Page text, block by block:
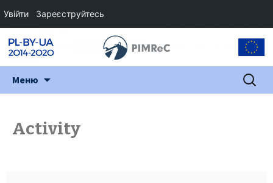
Меню Пошук:
Activity
Увійти Зареєструйтесь